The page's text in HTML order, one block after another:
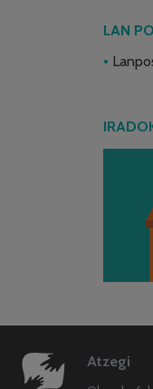
LAN
Atzegi